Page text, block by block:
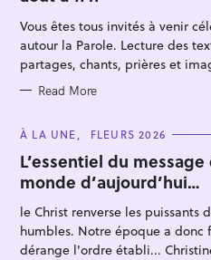
O
I
E
S
Vous êtes tous invités à venir
autour la Parole. Lecture des
partages, chants, prières et
Read More
C
T
E
G
O
R
I
E
S
À LA UNE FLEURS 2026
L’essentiel du
monde d’aujourd’hui…
le Christ renverse les puissants
humbles. Notre époque a
dérange l'ordre établi...